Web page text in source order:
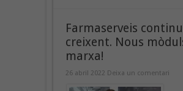
Farmaserveis
creixent. Nous
marxa!
26 abril 2022 Deixa un comentari